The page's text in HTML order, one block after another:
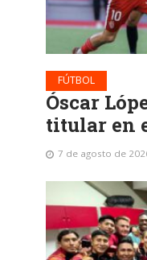
FÚTBOL
Óscar
titular en
7 de agosto de